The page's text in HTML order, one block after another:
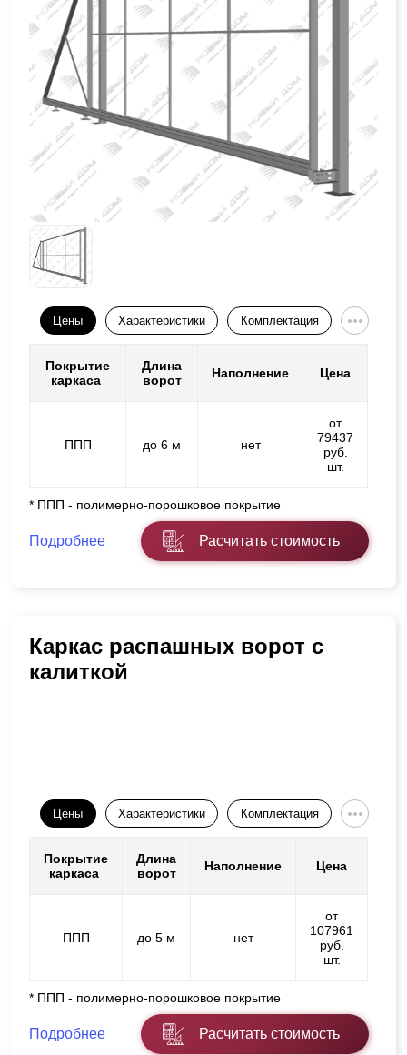
Цены Характеристики Комплектация
Покрытие
каркаса
Длина
ворот
Наполнение Цена
ППП до 6 м нет
от
79437
руб.
шт.
* ППП - полимерно-порошковое покрытие
Подробнее Расчитать стоимость
Каркас распашных ворот с
калиткой
Цены Характеристики Комплектация
Покрытие
каркаса
Длина
ворот
Наполнение Цена
ППП до 5 м нет
от
107961
руб.
шт.
* ППП - полимерно-порошковое покрытие
Подробнее Расчитать стоимость